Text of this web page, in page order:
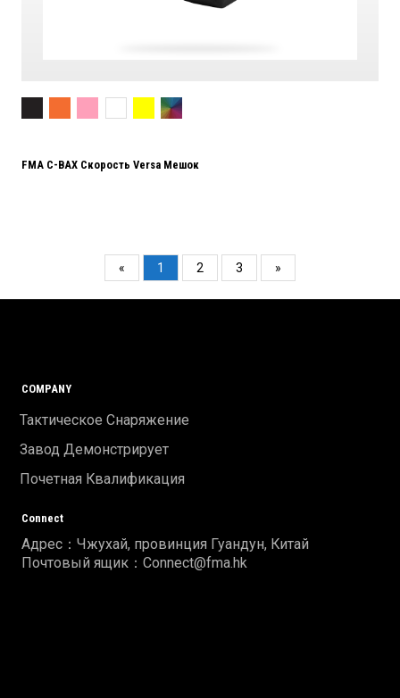
FMA C-BAX Скорость Versa Мешок
« 1 2 3 »
COMPANY
Тактическое Снаряжение
Завод Демонстрирует
Почетная Квалификация
Connect
Адрес：Чжухай, провинция Гуандун, Китай
Почтовый ящик：Connect@fma.hk